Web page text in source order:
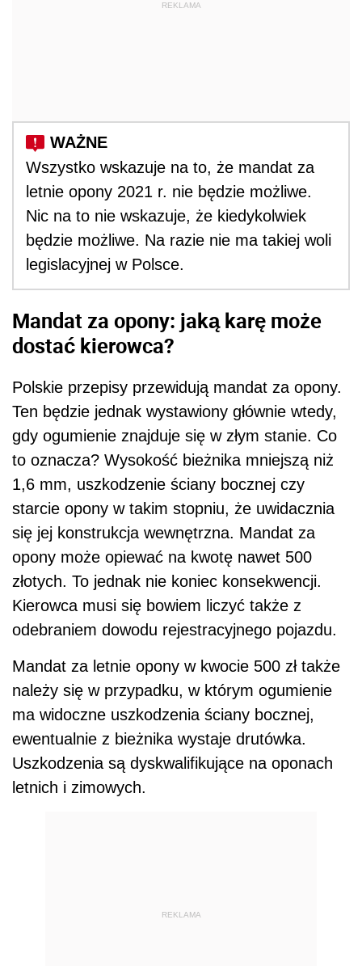
REKLAMA
Wszystko wskazuje na to, że mandat za
letnie opony 2021 r. nie będzie możliwe.
Nic na to nie wskazuje, że kiedykolwiek
będzie możliwe. Na razie nie ma takiej woli
legislacyjnej w Polsce.
Mandat za opony: jaką karę może
dostać kierowca?
Polskie przepisy przewidują mandat za opony.
Ten będzie jednak wystawiony głównie wtedy,
gdy ogumienie znajduje się w złym stanie. Co
to oznacza? Wysokość bieżnika mniejszą niż
1,6 mm, uszkodzenie ściany bocznej czy
starcie opony w takim stopniu, że uwidacznia
się jej konstrukcja wewnętrzna. Mandat za
opony może opiewać na kwotę nawet 500
złotych. To jednak nie koniec konsekwencji.
Kierowca musi się bowiem liczyć także z
odebraniem dowodu rejestracyjnego pojazdu.
Mandat za letnie opony w kwocie 500 zł także
należy się w przypadku, w którym ogumienie
ma widoczne uszkodzenia ściany bocznej,
ewentualnie z bieżnika wystaje drutówka.
Uszkodzenia są dyskwalifikujące na oponach
letnich i zimowych.
REKLAMA